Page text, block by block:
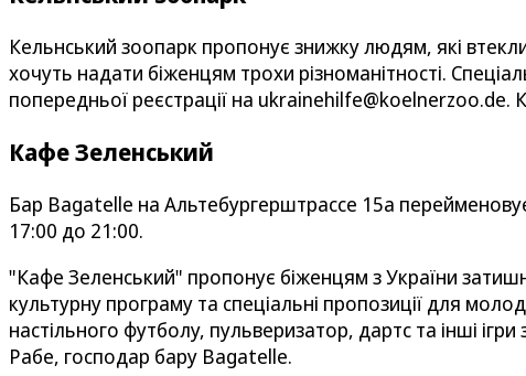
Кельнський зоопарк пропонує знижку людям, які
хочуть надати біженцям трохи різноманітності.
попередньої реєстрації на ukrainehilfe@koelnerzoo.de.
Кафе Зеленський
Бар Bagatelle на Альтебургерштрассе 15а
17:00 до 21:00.
"Кафе Зеленський" пропонує біженцям з України
культурну програму та спеціальні пропозиції для
настільного футболу, пульверизатор, дартс та інші
Рабе, господар бару Bagatelle.